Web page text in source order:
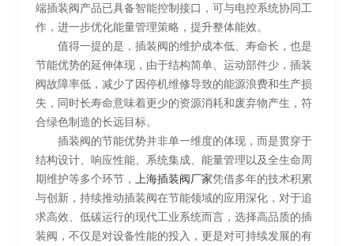
端插装阀产品已具备智能控制接口，可与电控系统协同工
作，进一步优化能量管理策略，提升整体能效。
值得一提的是，插装阀的维护成本低、寿命长，也是
节能优势的延伸体现，由于结构简单、运动部件少，插装
阀故障率低，减少了因停机维修导致的能源浪费和生产损
失，同时长寿命意味着更少的资源消耗和废弃物产生，符
合绿色制造的长远目标。
插装阀的节能优势并非单一维度的体现，而是贯穿于
结构设计、响应性能、系统集成、能量管理以及全生命周
期维护等多个环节，
上海插装阀厂家凭借多年的技术积累
与创新，持续推动插装阀在节能领域的应用深化，对于追
求高效、低碳运行的现代工业系统而言，选择高品质的插
装阀，不仅是对设备性能的投入，更是对可持续发展的有